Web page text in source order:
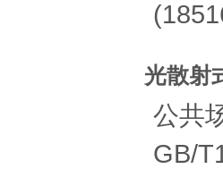
(
光散射
公共
GB/